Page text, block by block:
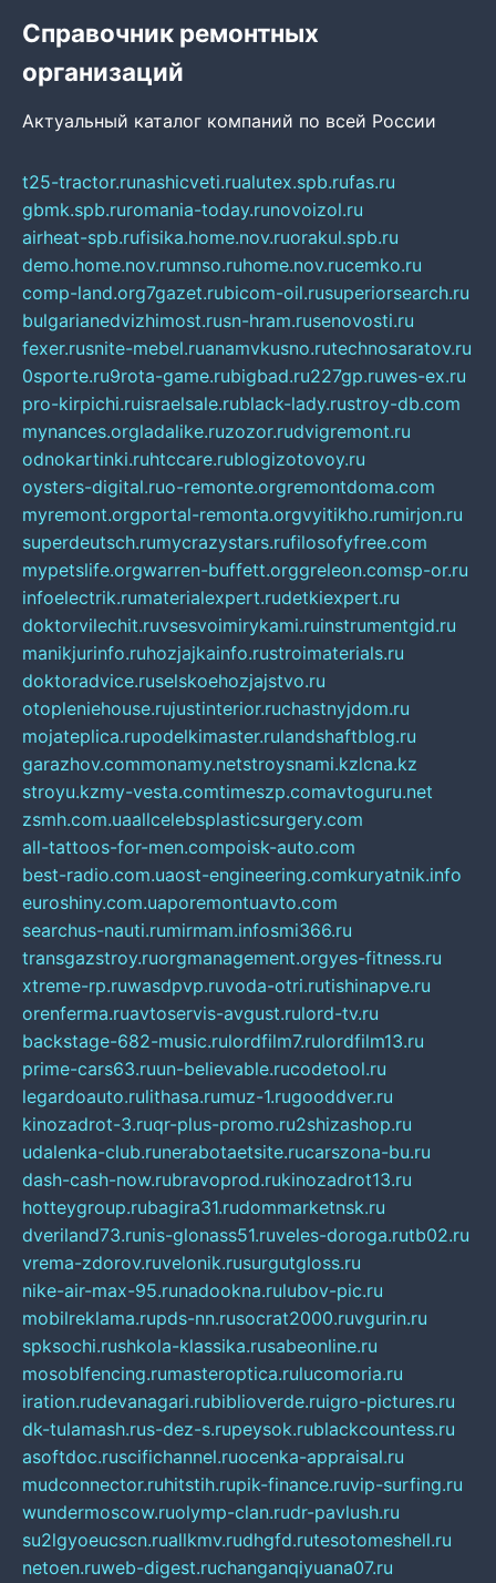
Справочник ремонтных
организаций
Актуальный каталог компаний по всей России
t25-tractor.runashicveti.rualutex.spb.rufas.ru
gbmk.spb.ruromania-today.runovoizol.ru
airheat-spb.rufisika.home.nov.ruorakul.spb.ru
demo.home.nov.rumnso.ruhome.nov.rucemko.ru
comp-land.org7gazet.rubicom-oil.rusuperiorsearch.ru
bulgarianedvizhimost.rusn-hram.rusenovosti.ru
fexer.rusnite-mebel.ruanamvkusno.rutechnosaratov.ru
0sporte.ru9rota-game.rubigbad.ru227gp.ruwes-ex.ru
pro-kirpichi.ruisraelsale.rublack-lady.rustroy-db.com
mynances.orgladalike.ruzozor.rudvigremont.ru
odnokartinki.ruhtccare.rublogizotovoy.ru
oysters-digital.ruo-remonte.orgremontdoma.com
myremont.orgportal-remonta.orgvyitikho.rumirjon.ru
superdeutsch.rumycrazystars.rufilosofyfree.com
mypetslife.orgwarren-buffett.orggreleon.comsp-or.ru
infoelectrik.rumaterialexpert.rudetkiexpert.ru
doktorvilechit.ruvsesvoimirykami.ruinstrumentgid.ru
manikjurinfo.ruhozjajkainfo.rustroimaterials.ru
doktoradvice.ruselskoehozjajstvo.ru
otopleniehouse.rujustinterior.ruchastnyjdom.ru
mojateplica.rupodelkimaster.rulandshaftblog.ru
garazhov.commonamy.netstroysnami.kzlcna.kz
stroyu.kzmy-vesta.comtimeszp.comavtoguru.net
zsmh.com.uaallcelebsplasticsurgery.com
all-tattoos-for-men.compoisk-auto.com
best-radio.com.uaost-engineering.comkuryatnik.info
euroshiny.com.uaporemontuavto.com
searchus-nauti.rumirmam.infosmi366.ru
transgazstroy.ruorgmanagement.orgyes-fitness.ru
xtreme-rp.ruwasdpvp.ruvoda-otri.rutishinapve.ru
orenferma.ruavtoservis-avgust.rulord-tv.ru
backstage-682-music.rulordfilm7.rulordfilm13.ru
prime-cars63.ruun-believable.rucodetool.ru
legardoauto.rulithasa.rumuz-1.rugooddver.ru
kinozadrot-3.ruqr-plus-promo.ru2shizashop.ru
udalenka-club.runerabotaetsite.rucarszona-bu.ru
dash-cash-now.rubravoprod.rukinozadrot13.ru
hotteygroup.rubagira31.rudommarketnsk.ru
dveriland73.runis-glonass51.ruveles-doroga.rutb02.ru
vrema-zdorov.ruvelonik.rusurgutgloss.ru
nike-air-max-95.runadookna.rulubov-pic.ru
mobilreklama.rupds-nn.rusocrat2000.ruvgurin.ru
spksochi.rushkola-klassika.rusabeonline.ru
mosoblfencing.rumasteroptica.rulucomoria.ru
iration.rudevanagari.rubiblioverde.ruigro-pictures.ru
dk-tulamash.rus-dez-s.rupeysok.rublackcountess.ru
asoftdoc.ruscifichannel.ruocenka-appraisal.ru
mudconnector.ruhitstih.rupik-finance.ruvip-surfing.ru
wundermoscow.ruolymp-clan.rudr-pavlush.ru
su2lgyoeucscn.ruallkmv.rudhgfd.rutesotomeshell.ru
netoen.ruweb-digest.ruchanganqiyuana07.ru